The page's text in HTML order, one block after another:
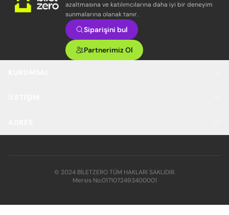
azaltmasına ve katılımcılarına daha iyi bir deneyim
sunmalarına olanak tanır.
Siparişini bul
Partnerimiz Ol
© 2024 BİLETZERO TÜM HAKLARI SAKLIDIR.
Mersis No:0171072493400001